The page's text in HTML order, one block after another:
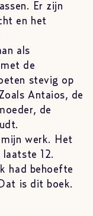
Er zijn
en het
als
de
stevig op
Antaios, de
de
werk. Het
12.
had behoefte
is dit boek.